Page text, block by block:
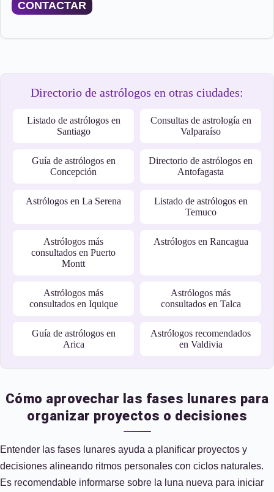
CONTACTAR
Directorio de astrólogos en otras ciudades:
Listado de astrólogos en
Santiago
Consultas de astrología en
Valparaíso
Guía de astrólogos en
Concepción
Directorio de astrólogos en
Antofagasta
Astrólogos en La Serena
Listado de astrólogos en
Temuco
Astrólogos más
consultados en Puerto
Montt
Astrólogos en Rancagua
Astrólogos más
consultados en Iquique
Astrólogos más
consultados en Talca
Guía de astrólogos en
Arica
Astrólogos recomendados
en Valdivia
Cómo aprovechar las fases lunares para
organizar proyectos o decisiones
Entender las fases lunares ayuda a planificar proyectos y
decisiones alineando ritmos personales con ciclos naturales.
Es recomendable informarse sobre la luna nueva para iniciar